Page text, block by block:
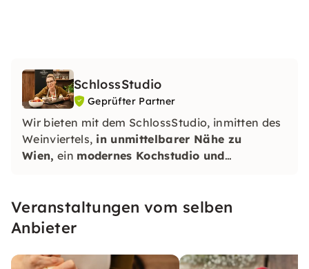
SchlossStudio
Geprüfter Partner
Wir bieten mit dem SchlossStudio, inmitten des
Weinviertels, in unmittelbarer Nähe zu
Wien, ein modernes Kochstudio und
Angebot an Backkursen und Kochkursen.
Veranstaltungen vom selben
Anbieter